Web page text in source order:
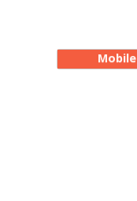
Mobile